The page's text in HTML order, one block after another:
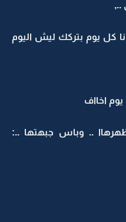
..,
كل يوم بتركك ليش اليوم
اخااف
.. وباس جبهتها ..: